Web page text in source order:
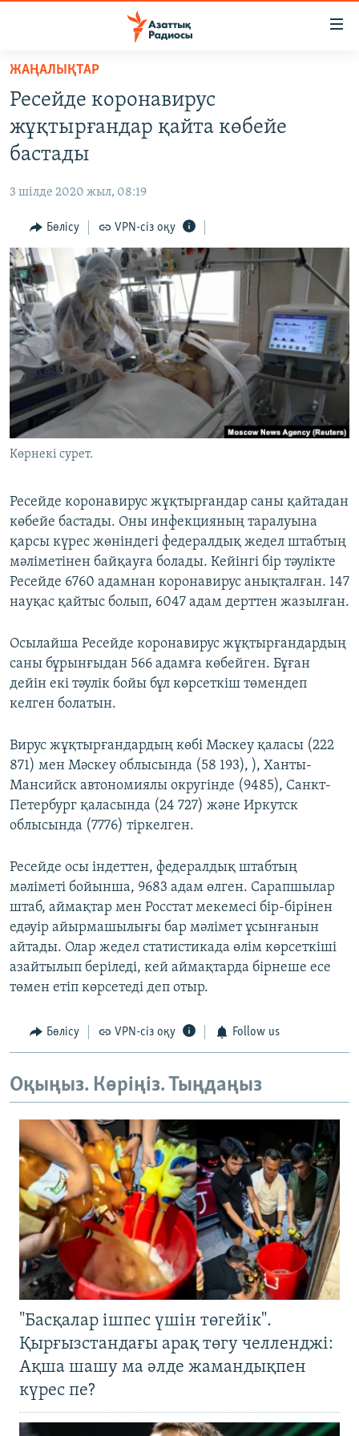
Skip
main
content
Skip
main
to
Search
AZATTYQTV
АДАМ ҚҰҚЫҚТАРЫ
ӘЛЕУМЕТ
ӘЛЕМ
АРНАЙЫ ЖОБАЛАР
Русский
ЖАЗЫЛЫҢЫЗ
Басқа тілдерде
ЖАҢАЛЫҚТАР
Ресейде коронавирус
жұқтырғандар қайта көбейе
бастады
3 шілде 2020 жыл, 08:19
Бөлісу VPN-сіз оқу
Көрнекі сурет.
Ресейде коронавирус жұқтырғандар саны қайтадан
көбейе бастады. Оны инфекцияның таралуына
қарсы күрес жөніндегі федералдық жедел штабтың
мәліметінен байқауға болады. Кейінгі бір тәулікте
Ресейде 6760 адамнан коронавирус анықталған. 147
науқас қайтыс болып, 6047 адам дерттен жазылған.
Осылайша Ресейде коронавирус жұқтырғандардың
саны бұрынғыдан 566 адамға көбейген. Бұған
дейін екі тәулік бойы бұл көрсеткіш төмендеп
келген болатын.
Вирус жұқтырғандардың көбі Мәскеу қаласы (222
871) мен Мәскеу облысында (58 193), ), Ханты-
Мансийск автономиялы округінде (9485), Санкт-
Петербург қаласында (24 727) және Иркутск
облысында (7776) тіркелген.
Ресейде осы індеттен, федералдық штабтың
мәліметі бойынша, 9683 адам өлген. Сарапшылар
штаб, аймақтар мен Росстат мекемесі бір-бірінен
едәуір айырмашылығы бар мәлімет ұсынғанын
айтады. Олар жедел статистикада өлім көрсеткіші
азайтылып беріледі, кей аймақтарда бірнеше есе
төмен етіп көрсетеді деп отыр.
Бөлісу VPN-сіз оқу Follow us
Оқыңыз. Көріңіз. Тыңдаңыз
"Басқалар ішпес үшін төгейік".
Қырғызстандағы арақ төгу челленджі:
Ақша шашу ма әлде жамандықпен
күрес пе?